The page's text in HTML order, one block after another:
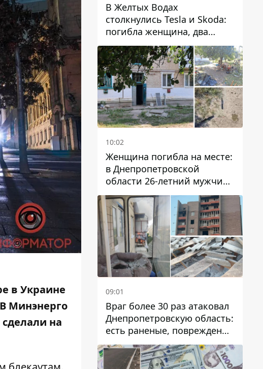
в Украине
Минэнерго
на
В Желтых Водах
столкнулись Tesla и Skoda:
погибла женщина, два
человека пострадали
10:02
Женщина погибла на месте:
в Днепропетровской
области 26-летний мужчина
избил трех человек
металлическим предметом
09:01
Враг более 30 раз атаковал
Днепропетровскую область:
есть раненые, повреждены
лицей, дома и предприятия